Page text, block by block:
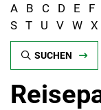
A B C D E F
S T U V W X
SUCHEN